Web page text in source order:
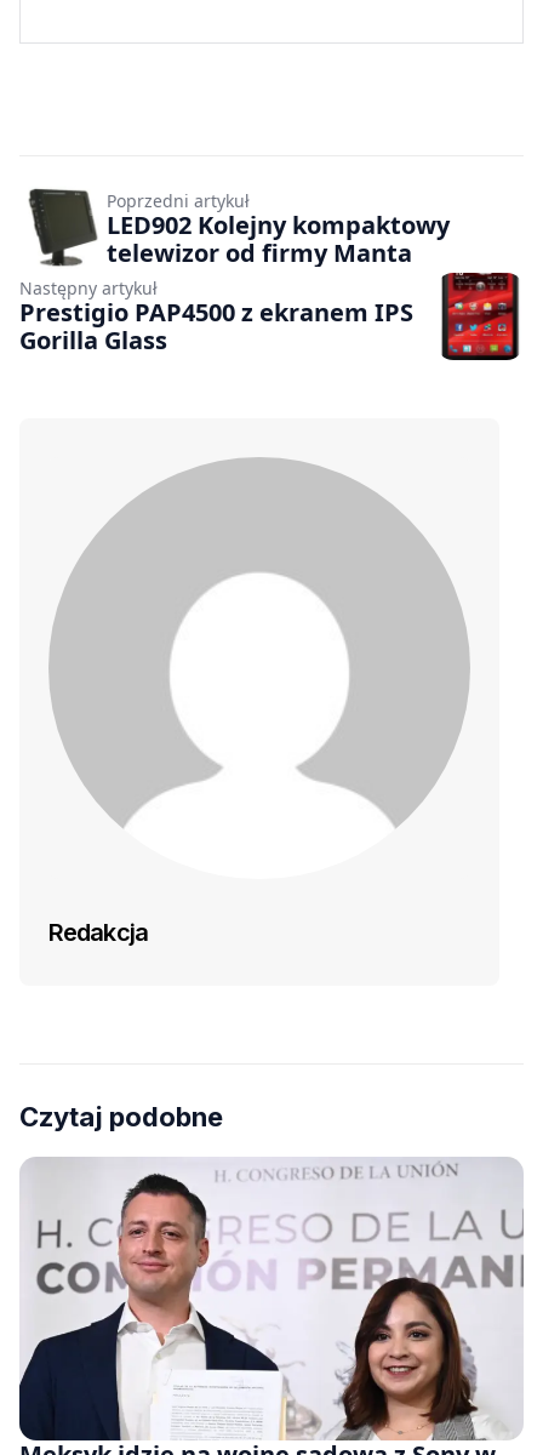
Poprzedni artykuł
LED902 Kolejny kompaktowy
telewizor od firmy Manta
Następny artykuł
Prestigio PAP4500 z ekranem IPS
Gorilla Glass
Redakcja
Czytaj podobne